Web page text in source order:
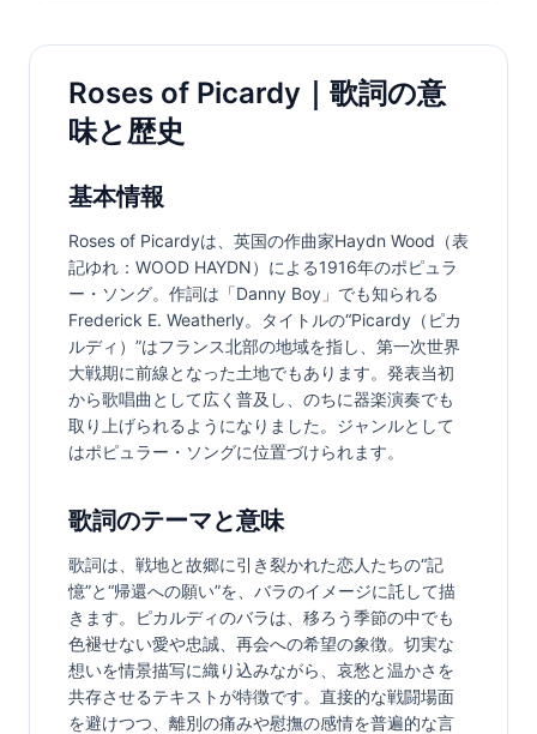
Roses of Picardy｜歌詞の意
味と歴史
基本情報
Roses of Picardyは、英国の作曲家Haydn Wood（表
記ゆれ：WOOD HAYDN）による1916年のポピュラ
ー・ソング。作詞は「Danny Boy」でも知られる
Frederick E. Weatherly。タイトルの“Picardy（ピカ
ルディ）”はフランス北部の地域を指し、第一次世界
大戦期に前線となった土地でもあります。発表当初
から歌唱曲として広く普及し、のちに器楽演奏でも
取り上げられるようになりました。ジャンルとして
はポピュラー・ソングに位置づけられます。
歌詞のテーマと意味
歌詞は、戦地と故郷に引き裂かれた恋人たちの“記
憶”と“帰還への願い”を、バラのイメージに託して描
きます。ピカルディのバラは、移ろう季節の中でも
色褪せない愛や忠誠、再会への希望の象徴。切実な
想いを情景描写に織り込みながら、哀愁と温かさを
共存させるテキストが特徴です。直接的な戦闘場面
を避けつつ、離別の痛みや慰撫の感情を普遍的な言